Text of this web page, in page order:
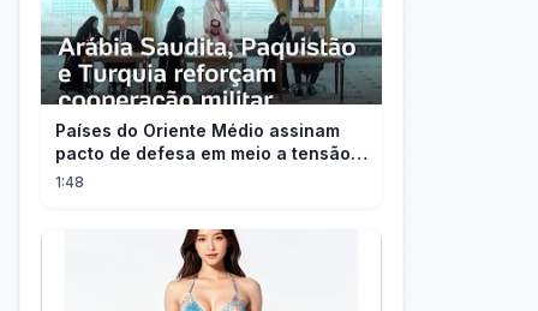
Países do Oriente Médio assinam
pacto de defesa em meio a tensão
com Irã
1:48